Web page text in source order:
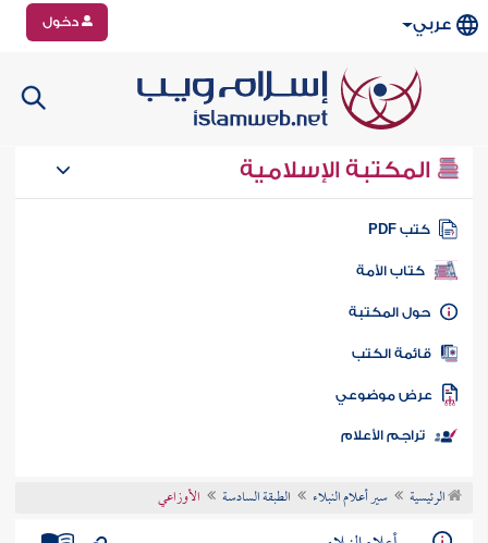
عربي دخول
المكتبة الإسلامية
كتب PDF
كتاب الأمة
المكتبة
الكتب
موضوعي
تراجم الأعلام
الرئيسية سير أعلام النبلاء الطبقة السادسة الأوزاعي